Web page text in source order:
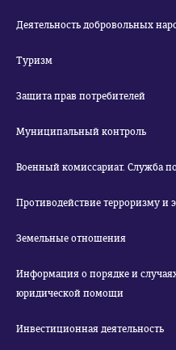
Деятельность добровольных
Туризм
Защита прав потребителей
Муниципальный контроль
Военный комиссариат. Служба
Противодействие терроризму и
Земельные отношения
Информация о порядке и
юридической помощи
Инвестиционная деятельность